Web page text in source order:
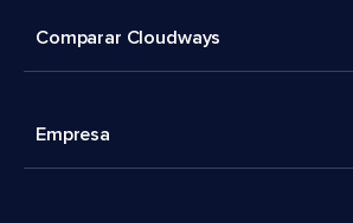
Comparar Cloudways
Empresa